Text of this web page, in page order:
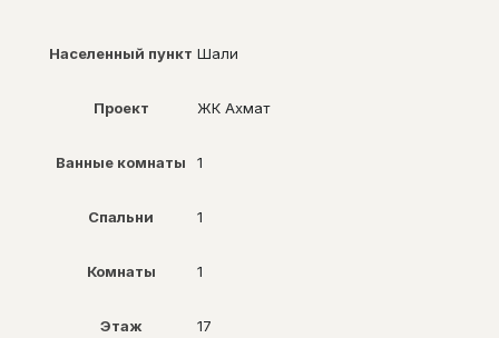
Населенный пункт Шали
Проект ЖК Ахмат
Ванные комнаты 1
Спальни 1
Комнаты 1
Этаж 17